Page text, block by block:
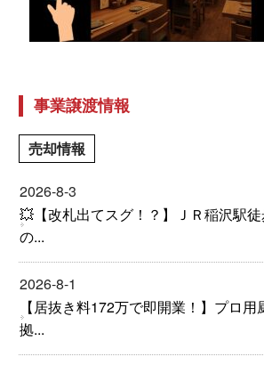
事業譲渡情報
売却情報
2026-8-3
💥【改札出てスグ！？】ＪＲ稲沢駅
の...
2026-8-1
【居抜き料172万で即開業！】プロ
拠...